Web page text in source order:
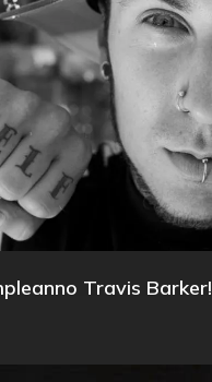
Travis Barker!